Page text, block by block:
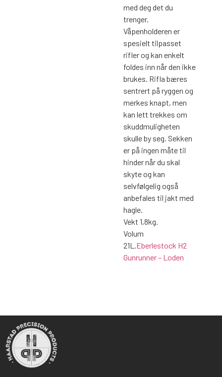
med deg det du
trenger.
Våpenholderen er
spesielt tilpasset
rifler og kan enkelt
foldes inn når den ikke
brukes. Rifla bæres
sentrert på ryggen og
merkes knapt, men
kan lett trekkes om
skuddmuligheten
skulle by seg. Sekken
er på ingen måte til
hinder når du skal
skyte og kan
selvfølgelig også
anbefales til jakt med
hagle.
Vekt 1,8kg.
Volum
21L. Eberlestock H2
Gunrunner – Loden